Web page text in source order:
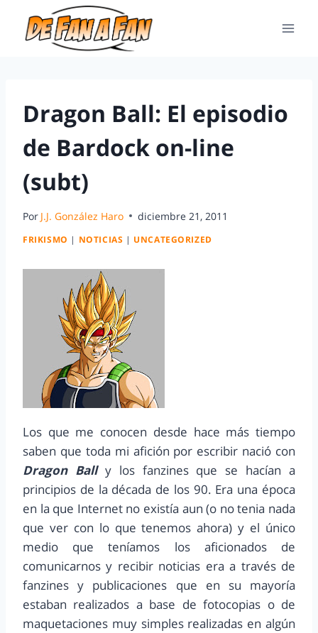
Dragon Ball: El episodio
de Bardock on-line
(subt)
Por J.J. González Haro diciembre 21, 2011
FRIKISMO | NOTICIAS | UNCATEGORIZED
Los que me conocen desde hace más tiempo
saben que toda mi afición por escribir nació con
Dragon Bally los fanzines que se hacían a
principios de la década de los 90. Era una época
en la que Internet no existía aun (o no tenia nada
que ver con lo que tenemos ahora) y el único
medio que teníamos los aficionados de
comunicarnos y recibir noticias era a través de
fanzines y publicaciones que en su mayoría
estaban realizados a base de fotocopias o de
maquetaciones muy simples realizadas en algún